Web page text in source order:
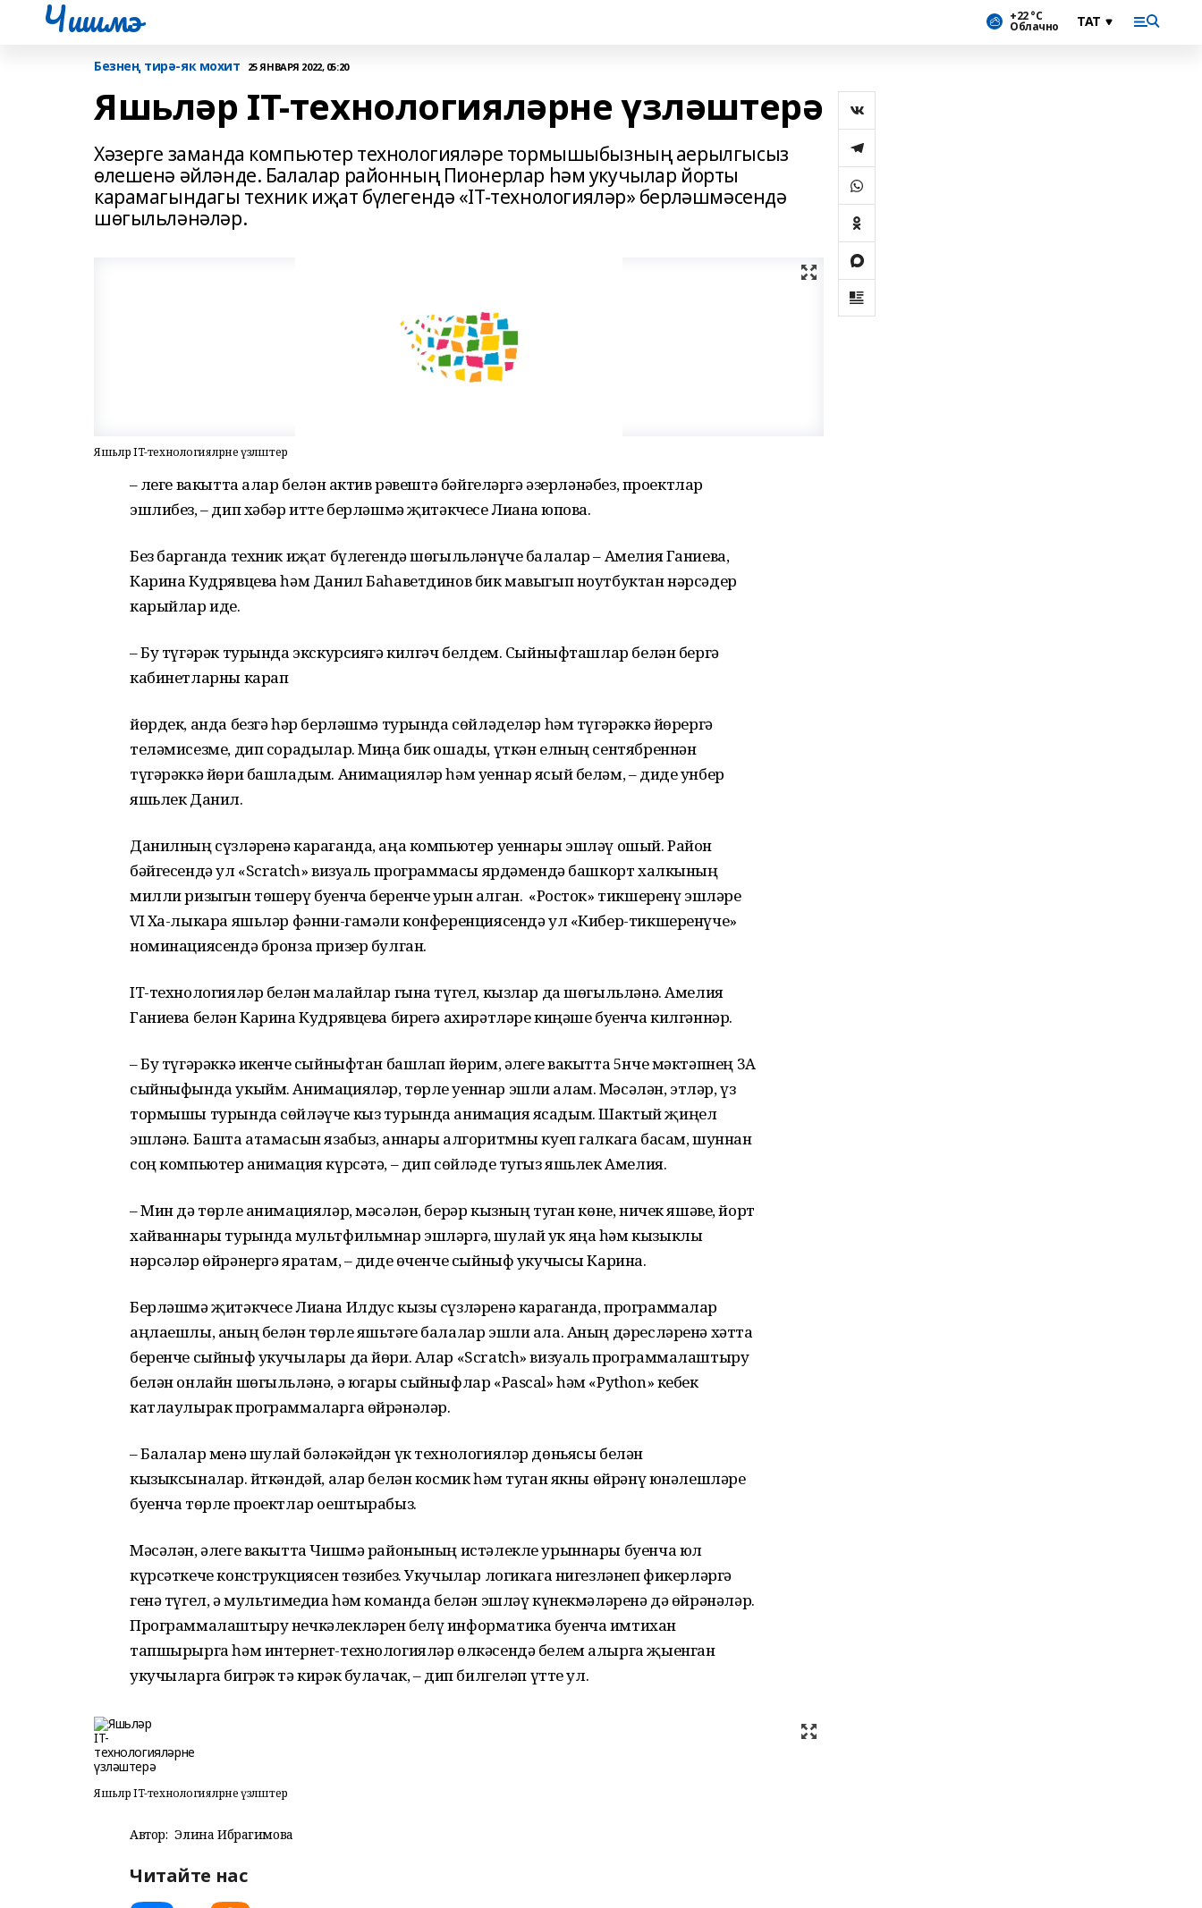
Чишмэ +22 °С
Облачно
Безнең тирә-як мохит 25 ЯНВАРЯ 2022, 05:20
Яшьләр IT-технологияләрне үзләштерә
Хәзерге заманда компьютер технологияләре тормышыбызның аерылгысыз
өлешенә әйләнде. Балалар районның Пионерлар һәм укучылар йорты
карамагындагы техник иҗат бүлегендә «IT-технологияләр» берләшмәсендә
шөгыльләнәләр.
Яшьләр IT-технологияләрне үзләштерә
– Әлеге вакытта алар белән актив рәвештә бәйгеләргә әзерләнәбез, проектлар
эшлибез, – дип хәбәр итте берләшмә җитәкчесе Лиана Әюпова.
Без барганда техник иҗат бүлегендә шөгыльләнүче балалар – Амелия Ганиева,
Карина Кудрявцева һәм Данил Баһаветдинов бик мавыгып ноутбуктан нәрсәдер
карыйлар иде.
– Бу түгәрәк турында экскурсиягә килгәч белдем. Сыйныфташлар белән бергә
кабинетларны карап
йөрдек, анда безгә һәр берләшмә турында сөйләделәр һәм түгәрәккә йөрергә
теләмисезме, дип сорадылар. Миңа бик ошады, үткән елның сентябреннән
түгәрәккә йөри башладым. Анимацияләр һәм уеннар ясый беләм, – диде унбер
яшьлек Данил.
Данилның сүзләренә караганда, аңа компьютер уеннары эшләү ошый. Район
бәйгесендә ул «Scratch» визуаль программасы ярдәмендә башкорт халкының
милли ризыгын төшерү буенча беренче урын алган. Ә «Росток» тикшеренү эшләре
VI Ха-лыкара яшьләр фәнни-гамәли конференциясендә ул «Кибер-тикшеренүче»
номинациясендә бронза призер булган.
IT-технологияләр белән малайлар гына түгел, кызлар да шөгыльләнә. Амелия
Ганиева белән Карина Кудрявцева бирегә ахирәтләре киңәше буенча килгәннәр.
– Бу түгәрәккә икенче сыйныфтан башлап йөрим, әлеге вакытта 5нче мәктәпнең 3А
сыйныфында укыйм. Анимацияләр, төрле уеннар эшли алам. Мәсәлән, этләр, үз
тормышы турында сөйләүче кыз турында анимация ясадым. Шактый җиңел
эшләнә. Башта атамасын язабыз, аннары алгоритмны куеп галкага басам, шуннан
соң компьютер анимация күрсәтә, – дип сөйләде тугыз яшьлек Амелия.
– Мин дә төрле анимацияләр, мәсәлән, берәр кызның туган көне, ничек яшәве, йорт
хайваннары турында мультфильмнар эшләргә, шулай ук яңа һәм кызыклы
нәрсәләр өйрәнергә яратам, – диде өченче сыйныф укучысы Карина.
Берләшмә җитәкчесе Лиана Илдус кызы сүзләренә караганда, программалар
аңлаешлы, аның белән төрле яшьтәге балалар эшли ала. Аның дәресләренә хәтта
беренче сыйныф укучылары да йөри. Алар «Scratch» визуаль программалаштыру
белән онлайн шөгыльләнә, ә югары сыйныфлар «Pascal» һәм «Python» кебек
катлаулырак программаларга өйрәнәләр.
– Балалар менә шулай бәләкәйдән үк технологияләр дөньясы белән
кызыксыналар. Әйткәндәй, алар белән космик һәм туган якны өйрәнү юнәлешләре
буенча төрле проектлар оештырабыз.
Мәсәлән, әлеге вакытта Чишмә районының истәлекле урыннары буенча юл
күрсәткече конструкциясен төзибез. Укучылар логикага нигезләнеп фикерләргә
генә түгел, ә мультимедиа һәм команда белән эшләү күнекмәләренә дә өйрәнәләр.
Программалаштыру нечкәлекләрен белү информатика буенча имтихан
тапшырырга һәм интернет-технологияләр өлкәсендә белем алырга җыенган
укучыларга бигрәк тә кирәк булачак, – дип билгеләп үтте ул.
Яшьләр IT-технологияләрне үзләштерә
Автор: Элина Ибрагимова
Читайте нас